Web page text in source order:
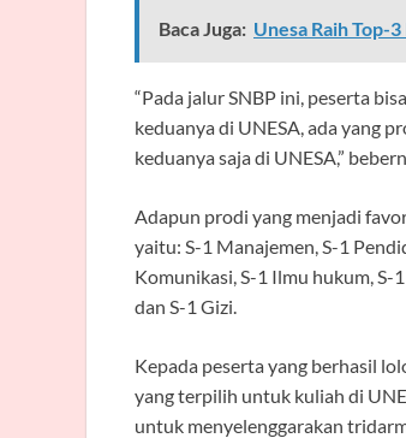
Baca Juga: Unesa Raih Top-
“Pada jalur SNBP ini, peserta
keduanya di UNESA, ada yang
keduanya saja di UNESA,”
Adapun prodi yang menjadi
yaitu: S-1 Manajemen, S-1
Komunikasi, S-1 Ilmu hukum,
dan S-1 Gizi.
Kepada peserta yang berhasil
yang terpilih untuk kuliah di
untuk menyelenggarakan